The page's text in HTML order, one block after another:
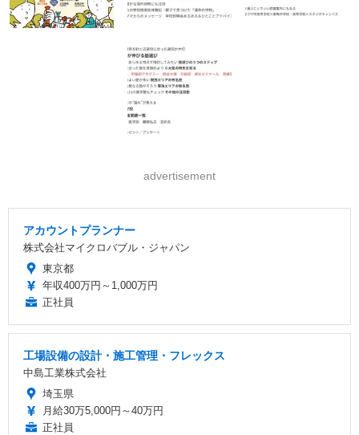
advertisement
アカウントプランナー
株式会社マイクロバブル・ジャパン
東京都
年収400万円～1,000万円
正社員
工場設備の設計・施工管理・フレックス
中島工業株式会社
埼玉県
月給30万5,000円～40万円
正社員